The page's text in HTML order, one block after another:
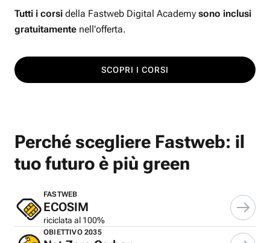
Tutti i corsi della Fastweb Digital Academy sono inclusi
gratuitamente nell'offerta.
SCOPRI I CORSI
Perché scegliere Fastweb: il
tuo futuro è più green
FASTWEB
ECOSIM
riciclata al 100%
OBIETTIVO 2035